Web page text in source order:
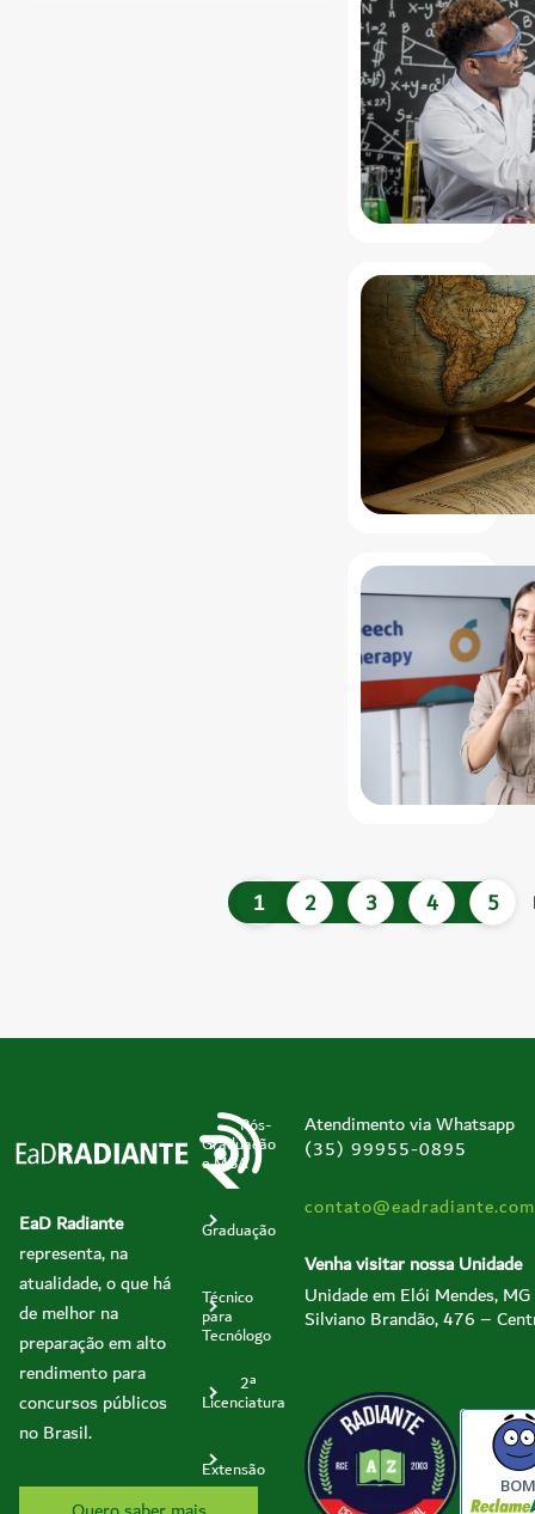
1 2 3 4 5
EaD Radiante
representa, na
atualidade, o que há
de melhor na
preparação em alto
rendimento para
concursos públicos
no Brasil.
Pós-
Graduação
e MBA
Graduação
Técnico
para
Tecnólogo
2ª
Licenciatura
Extensão
Atendimento via Whatsapp
(35) 99955-0895
Venha visitar nossa Unidade
Unidade em Elói Mendes, MG
Silviano Brandão, 476 –